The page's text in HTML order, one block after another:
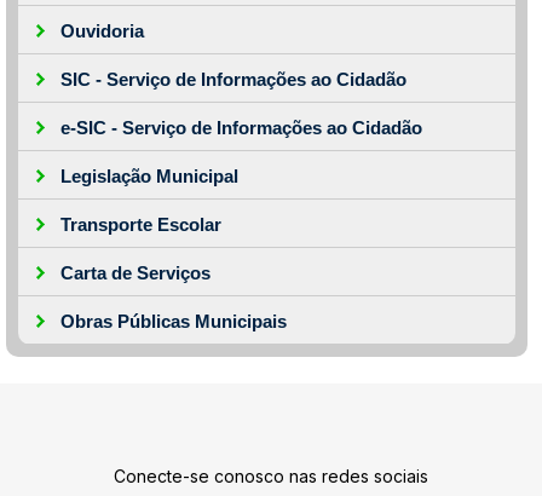
Ouvidoria
SIC - Serviço de Informações ao Cidadão
e-SIC - Serviço de Informações ao Cidadão
Legislação Municipal
Transporte Escolar
Carta de Serviços
Obras Públicas Municipais
Conecte-se conosco nas redes sociais